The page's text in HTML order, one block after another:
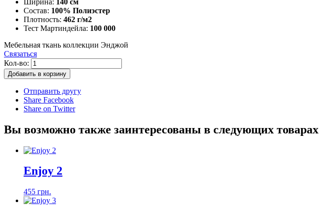
Состав: 100% Полиэстер
Плотность: 462 г/м2
Тест Мартиндейла: 100 000
Мебельная ткань коллекции Энджой
Связаться
Кол-во:
Добавить в корзину
Отправить другу
Share Facebook
Share on Twitter
Вы возможно также заинтересованы в следующих товарах
Enjoy 2
455 грн.